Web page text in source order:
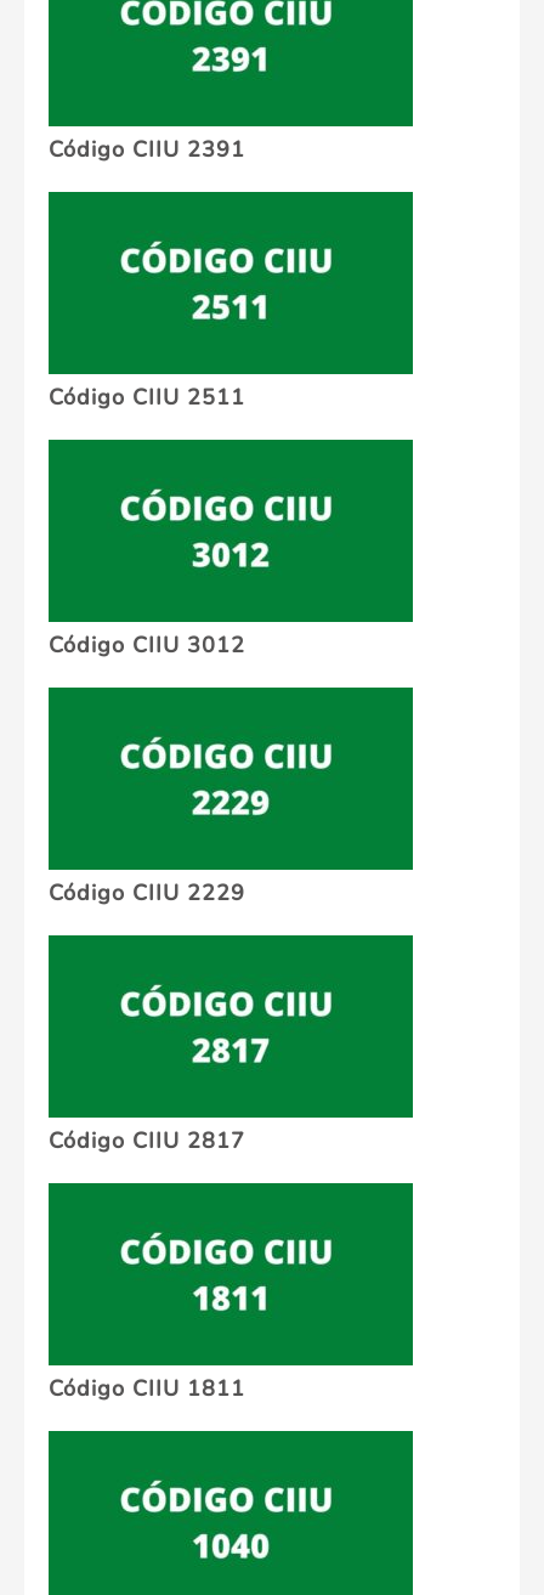
Código CIIU 2391
Código CIIU 2511
Código CIIU 3012
Código CIIU 2229
Código CIIU 2817
Código CIIU 1811